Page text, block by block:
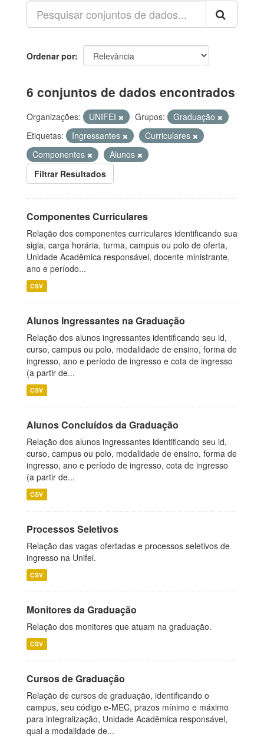
Ordenar por
6 conjuntos de dados encontrados
Organizações: UNIFEI Grupos:
Graduação
Etiquetas:
Ingressantes
Curriculares
Componentes
Alunos
Filtrar Resultados
Componentes Curriculares
Relação dos componentes curriculares identificando sua
sigla, carga horária, turma, campus ou polo de oferta,
Unidade Acadêmica responsável, docente ministrante,
ano e período...
CSV
Alunos Ingressantes na Graduação
Relação dos alunos ingressantes identificando seu id,
curso, campus ou polo, modalidade de ensino, forma de
ingresso, ano e período de ingresso e cota de ingresso
(a partir de...
CSV
Alunos Concluídos da Graduação
Relação dos alunos ingressantes identificando seu id,
curso, campus ou polo, modalidade de ensino, forma de
ingresso, ano e período de ingresso, cota de ingresso
(a partir de...
CSV
Processos Seletivos
Relação das vagas ofertadas e processos seletivos de
ingresso na Unifei.
CSV
Monitores da Graduação
Relação dos monitores que atuam na graduação.
CSV
Cursos de Graduação
Relação de cursos de graduação, identificando o
campus, seu código e-MEC, prazos mínimo e máximo
para integralização, Unidade Acadêmica responsável,
qual a modalidade de...